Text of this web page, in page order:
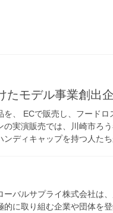
たモデル事業創出
を、 ECで販売し、フード
の実演販売では、川崎市ろ
ンディキャップを持つ人た
ーバルサプライ株式会社は
的に取り組む企業や団体を